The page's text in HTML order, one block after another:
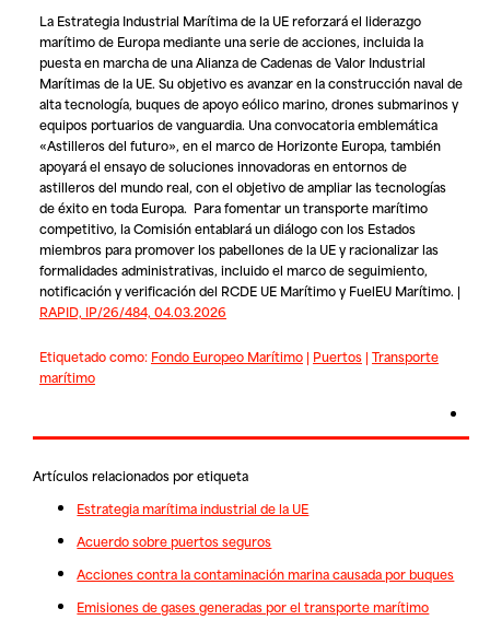
La Estrategia Industrial Marítima de la UE reforzará el liderazgo
marítimo de Europa mediante una serie de acciones, incluida la
puesta en marcha de una Alianza de Cadenas de Valor Industrial
Marítimas de la UE. Su objetivo es avanzar en la construcción naval de
alta tecnología, buques de apoyo eólico marino, drones submarinos y
equipos portuarios de vanguardia. Una convocatoria emblemática
«Astilleros del futuro», en el marco de Horizonte Europa, también
apoyará el ensayo de soluciones innovadoras en entornos de
astilleros del mundo real, con el objetivo de ampliar las tecnologías
de éxito en toda Europa. Para fomentar un transporte marítimo
competitivo, la Comisión entablará un diálogo con los Estados
miembros para promover los pabellones de la UE y racionalizar las
formalidades administrativas, incluido el marco de seguimiento,
notificación y verificación del RCDE UE Marítimo y FuelEU Marítimo. |
RAPID, IP/26/484, 04.03.2026
Etiquetado como: Fondo Europeo Marítimo| Puertos| Transporte
marítimo
Artículos relacionados por etiqueta
Estrategia marítima industrial de la UE
Acuerdo sobre puertos seguros
Acciones contra la contaminación marina causada por buques
Emisiones de gases generadas por el transporte marítimo